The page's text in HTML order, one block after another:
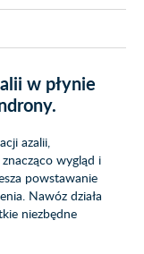
w płynie
azalii,
wygląd i
powstawanie
Nawóz działa
niezbędne